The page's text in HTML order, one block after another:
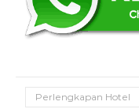
Perlengkapan Hotel